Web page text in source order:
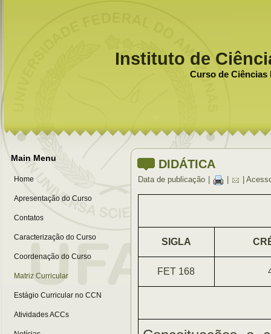
Instituto de
Curso de Ciências
Main Menu
Home
Apresentação do Curso
Contatos
Caracterização do Curso
Coordenação do Curso
Matriz Curricular
Estágio Curricular no CCN
Atividades ACCs
DIDÁTICA
Data de publicação |
SIGLA
FET 168